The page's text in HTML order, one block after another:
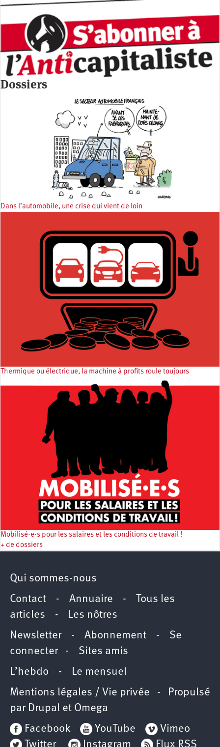
Dossiers
Dans l’automobile, une crise qui vient de loin
Thermique ou électrique, la machine à profits roule toujours
Mobilisé·e·s pour les salaires et les conditions de travail !
+ de dossiers
Qui sommes-nous
Contact - Annuaire -
Tous les
articles - Les nôtres
Newsletter- Abonnement - Se
connecter- Sites amis
L’hebdo - Le mensuel
Mentions légales / Vie privée - Propulsé
par Drupal et Omega
Facebook
YouTube
Vimeo